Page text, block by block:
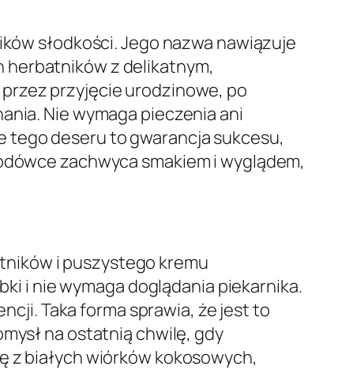
słodkości. Jego nazwa nawiązuje
herbatników z delikatnym,
przyjęcie urodzinowe, po
Nie wymaga pieczenia ani
deseru to gwarancja sukcesu,
zachwyca smakiem i wyglądem,
i puszystego kremu
i nie wymaga doglądania piekarnika.
Taka forma sprawia, że jest to
na ostatnią chwilę, gdy
z białych wiórków kokosowych,